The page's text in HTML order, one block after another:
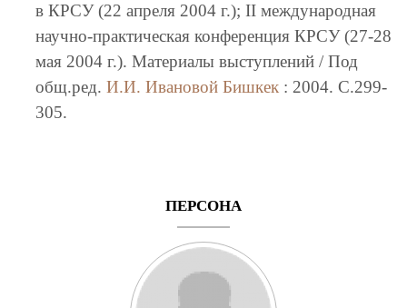
в КРСУ (22 апреля 2004 г.); II международная
научно-практическая конференция КРСУ (27-28
мая 2004 г.). Материалы выступлений / Под
общ.ред. И.И. Ивановой Бишкек: 2004. C.299-
305.
ПЕРСОНА